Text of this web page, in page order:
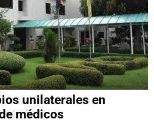
unilaterales en
médicos